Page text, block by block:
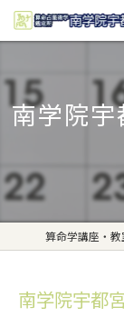
南学院
南学院宇都